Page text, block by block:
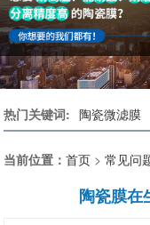
热门关键词: 陶瓷微滤膜
当前位置：首页 >常见问
陶瓷膜在